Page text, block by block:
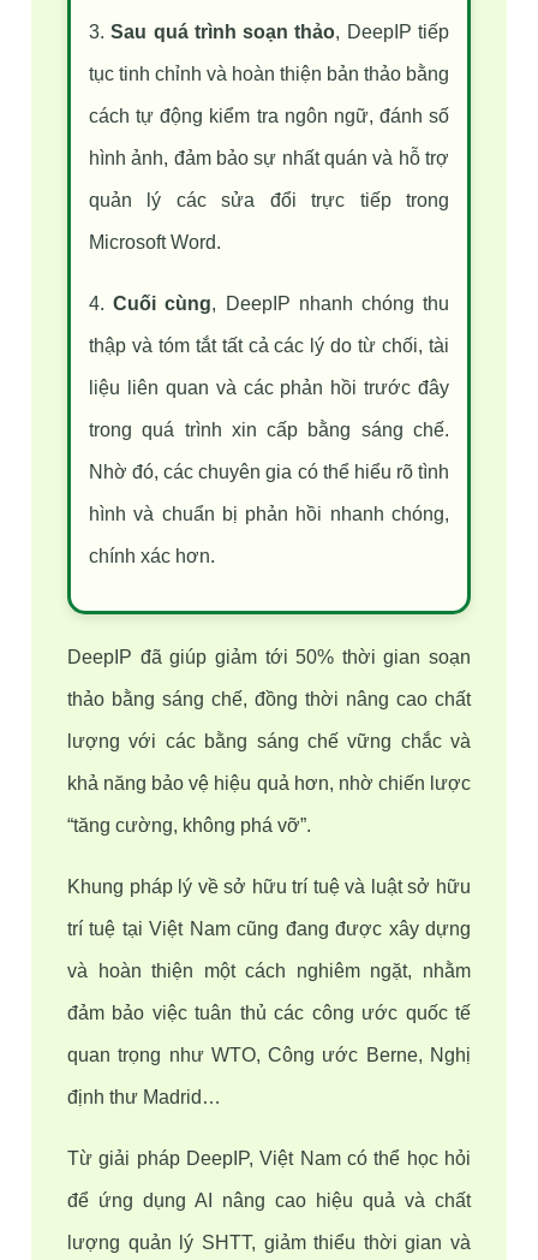
3. Sau quá trình soạn thảo, DeepIP tiếp
tục tinh chỉnh và hoàn thiện bản thảo bằng
cách tự động kiểm tra ngôn ngữ, đánh số
hình ảnh, đảm bảo sự nhất quán và hỗ trợ
quản lý các sửa đổi trực tiếp trong
Microsoft Word.
4. Cuối cùng, DeepIP nhanh chóng thu
thập và tóm tắt tất cả các lý do từ chối, tài
liệu liên quan và các phản hồi trước đây
trong quá trình xin cấp bằng sáng chế.
Nhờ đó, các chuyên gia có thể hiểu rõ tình
hình và chuẩn bị phản hồi nhanh chóng,
chính xác hơn.
DeepIP đã giúp giảm tới 50% thời gian soạn
thảo bằng sáng chế, đồng thời nâng cao chất
lượng với các bằng sáng chế vững chắc và
khả năng bảo vệ hiệu quả hơn, nhờ chiến lược
“tăng cường, không phá vỡ”.
Khung pháp lý về sở hữu trí tuệ và luật sở hữu
trí tuệ tại Việt Nam cũng đang được xây dựng
và hoàn thiện một cách nghiêm ngặt, nhằm
đảm bảo việc tuân thủ các công ước quốc tế
quan trọng như WTO, Công ước Berne, Nghị
định thư Madrid…
Từ giải pháp DeepIP, Việt Nam có thể học hỏi
để ứng dụng AI nâng cao hiệu quả và chất
lượng quản lý SHTT, giảm thiểu thời gian và